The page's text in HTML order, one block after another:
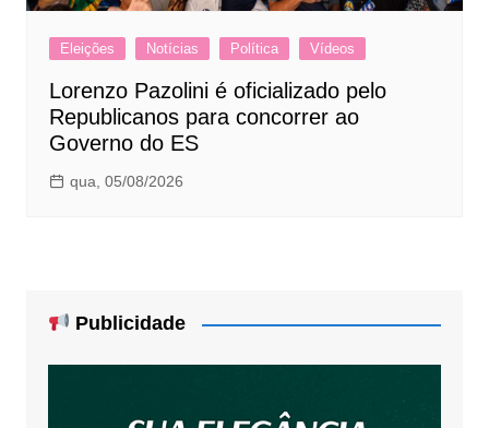
Eleições Notícias Política Vídeos
Lorenzo Pazolini é oficializado pelo
Republicanos para concorrer ao
Governo do ES
qua, 05/08/2026
Publicidade